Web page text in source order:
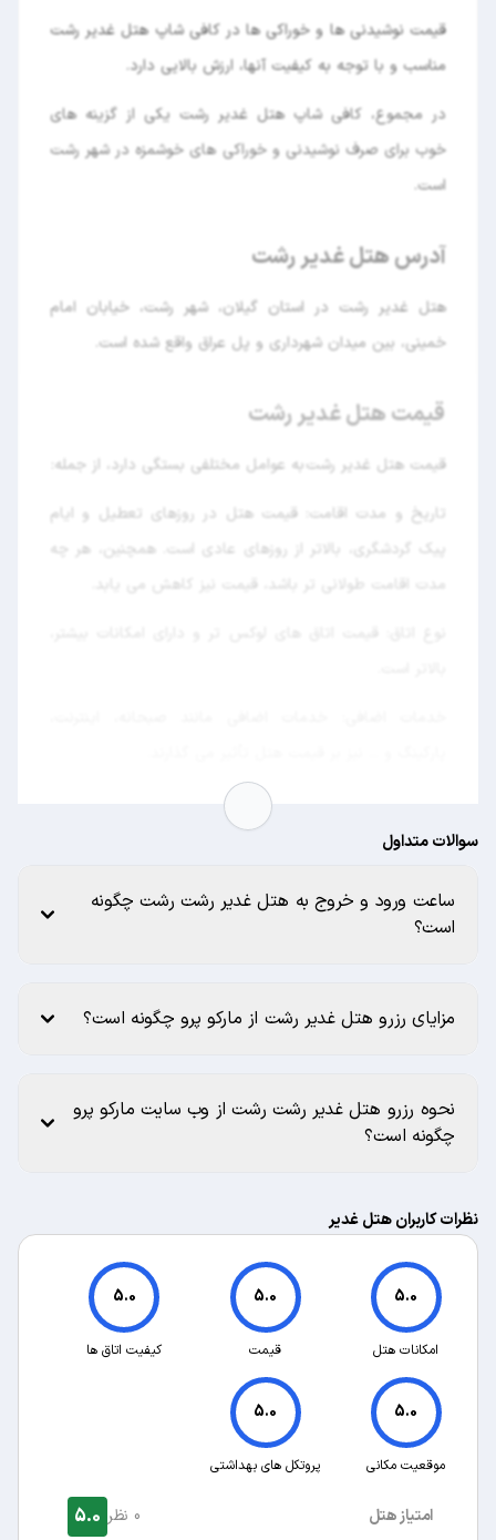
قیمت نوشیدنی ها و خوراکی ها در کافی شاپ هتل غدیر رشت
مناسب و با توجه به کیفیت آنها، ارزش بالایی دارد.
در مجموع، کافی شاپ هتل غدیر رشت یکی از گزینه های
خوب برای صرف نوشیدنی و خوراکی های خوشمزه در شهر رشت
است.
آدرس هتل غدیر رشت
هتل غدیر رشت در استان گیلان، شهر رشت، خیابان امام
خمینی، بین میدان شهرداری و پل عراق واقع شده است.
قیمت هتل غدیر رشت
قیمت هتل غدیر رشت به عوامل مختلفی بستگی دارد، از جمله:
تاریخ و مدت اقامت: قیمت هتل در روزهای تعطیل و ایام
پیک گردشگری، بالاتر از روزهای عادی است. همچنین، هر چه
مدت اقامت طولانی تر باشد، قیمت نیز کاهش می یابد.
سوالات متداول
ساعت ورود و خروج به هتل غدیر رشت رشت چگونه
است؟
مزایای رزرو هتل غدیر رشت از مارکو پرو چگونه است؟
نحوه رزرو هتل غدیر رشت رشت از وب سایت مارکو پرو
چگونه است؟
نظرات کاربران هتل غدیر
5.0
امکانات هتل
5.0
قیمت
5.0
کیفیت اتاق ها
5.0
موقعیت مکانی
5.0
پروتکل های بهداشتی
امتیاز هتل 0 نظر 5.0